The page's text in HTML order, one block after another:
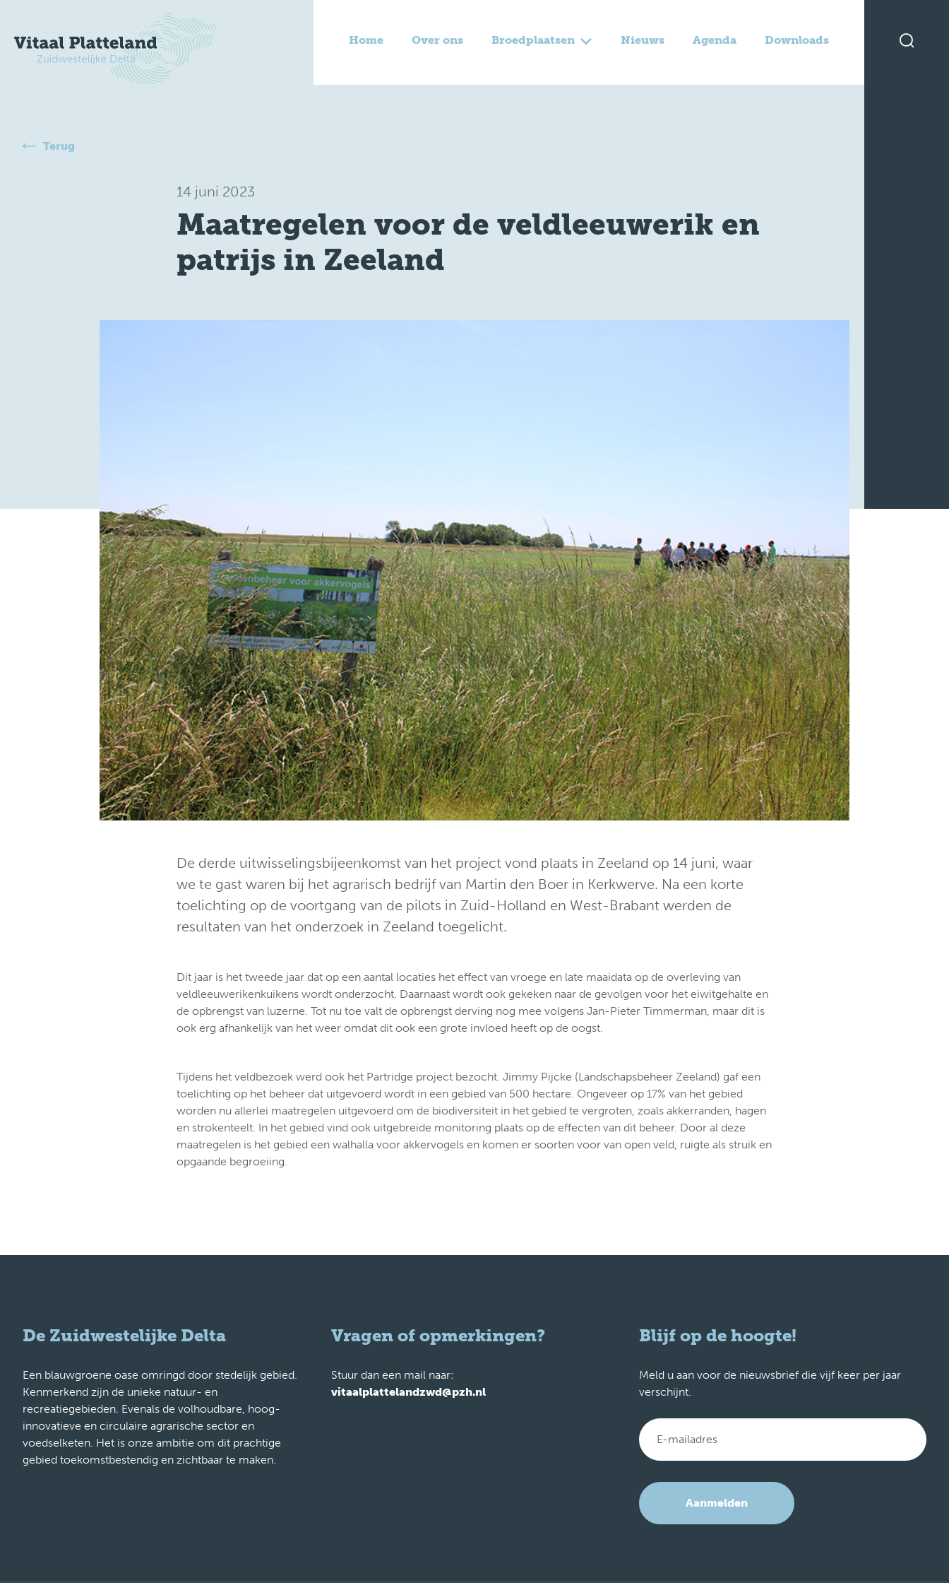
Home Over ons Broedplaatsen Nieuws Agenda Downloads
Terug
14 juni 2023
Maatregelen voor de veldleeuwerik en
patrijs in Zeeland
De derde uitwisselingsbijeenkomst van het project vond plaats in Zeeland op 14 juni, waar
we te gast waren bij het agrarisch bedrijf van Martin den Boer in Kerkwerve. Na een korte
toelichting op de voortgang van de pilots in Zuid-Holland en West-Brabant werden de
resultaten van het onderzoek in Zeeland toegelicht.
Dit jaar is het tweede jaar dat op een aantal locaties het effect van vroege en late maaidata op de overleving van
veldleeuwerikenkuikens wordt onderzocht. Daarnaast wordt ook gekeken naar de gevolgen voor het eiwitgehalte en
de opbrengst van luzerne. Tot nu toe valt de opbrengst derving nog mee volgens Jan-Pieter Timmerman, maar dit is
ook erg afhankelijk van het weer omdat dit ook een grote invloed heeft op de oogst.
Tijdens het veldbezoek werd ook het Partridge project bezocht. Jimmy Pijcke (Landschapsbeheer Zeeland) gaf een
toelichting op het beheer dat uitgevoerd wordt in een gebied van 500 hectare. Ongeveer op 17% van het gebied
worden nu allerlei maatregelen uitgevoerd om de biodiversiteit in het gebied te vergroten, zoals akkerranden, hagen
en strokenteelt. In het gebied vind ook uitgebreide monitoring plaats op de effecten van dit beheer. Door al deze
maatregelen is het gebied een walhalla voor akkervogels en komen er soorten voor van open veld, ruigte als struik en
opgaande begroeiing.
Blijf op de hoogte!
Meld u aan voor de nieuwsbrief die vijf keer per jaar
verschijnt.
Aanmelden
Vragen of opmerkingen?
Stuur dan een mail naar:
vitaalplattelandzwd@pzh.nl
De Zuidwestelijke Delta
Een blauwgroene oase omringd door stedelijk gebied.
Kenmerkend zijn de unieke natuur- en
recreatiegebieden. Evenals de volhoudbare, hoog-
innovatieve en circulaire agrarische sector en
voedselketen. Het is onze ambitie om dit prachtige
gebied toekomstbestendig en zichtbaar te maken.